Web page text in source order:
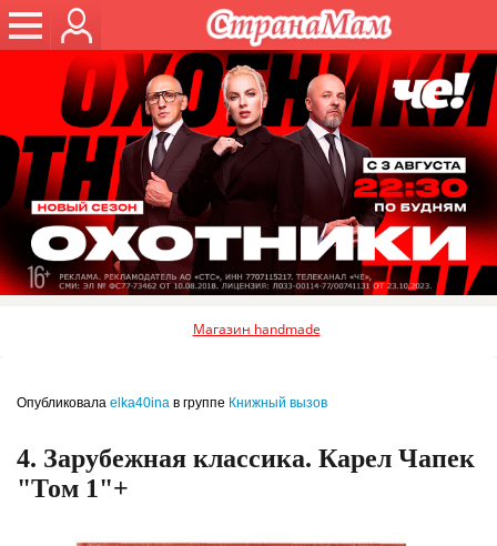
Магазин handmade
Опубликовала elka40ina в группе Книжный вызов
4. Зарубежная классика. Карел Чапек
"Том 1"+